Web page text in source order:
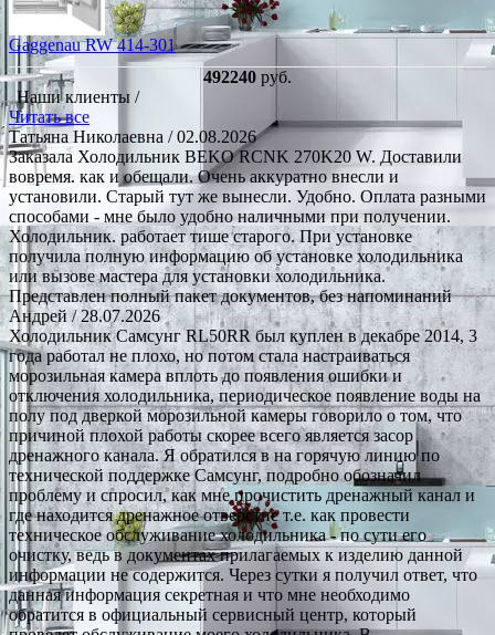
Gaggenau RW 414-301
492240 руб.
Наши клиенты /
Читать все
Татьяна Николаевна / 02.08.2026
Заказала Холодильник BEKO RCNK 270K20 W. Доставили
вовремя. как и обещали. Очень аккуратно внесли и
установили. Старый тут же вынесли. Удобно. Оплата разными
способами - мне было удобно наличными при получении.
Холодильник. работает тише старого. При установке
получила полную информацию об установке холодильника
или вызове мастера для установки холодильника.
Представлен полный пакет документов, без напоминаний
Андрей / 28.07.2026
Холодильник Самсунг RL50RR был куплен в декабре 2014, 3
года работал не плохо, но потом стала настраиваться
морозильная камера вплоть до появления ошибки и
отключения холодильника, периодическое появление воды на
полу под дверкой морозильной камеры говорило о том, что
причиной плохой работы скорее всего является засор
дренажного канала. Я обратился в на горячую линию по
технической поддержке Самсунг, подробно обозначил
проблему и спросил, как мне прочистить дренажный канал и
где находится дренажное отверстие т.е. как провести
техническое обслуживание холодильника - по сути его
очистку, ведь в документах прилагаемых к изделию данной
информации не содержится. Через сутки я получил ответ, что
данная информация секретная и что мне необходимо
обратится в официальный сервисный центр, который